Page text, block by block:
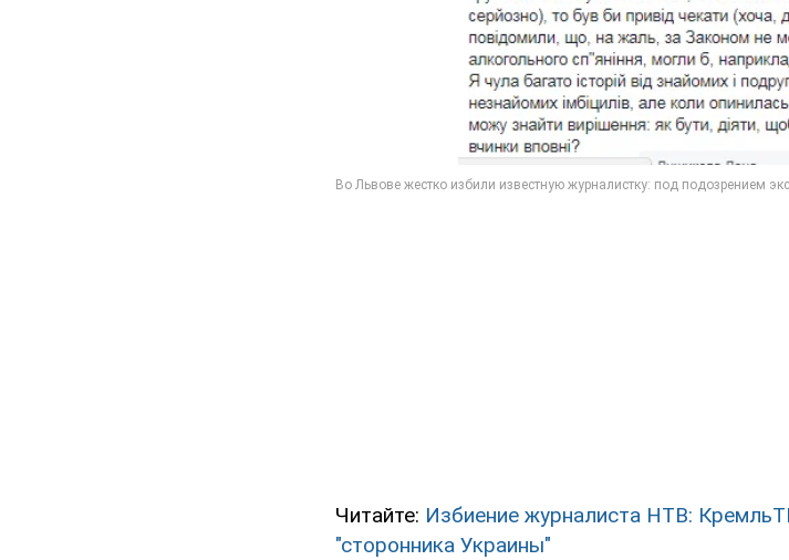
Читайте: Избиение журналиста НТВ:
"сторонника Украины"